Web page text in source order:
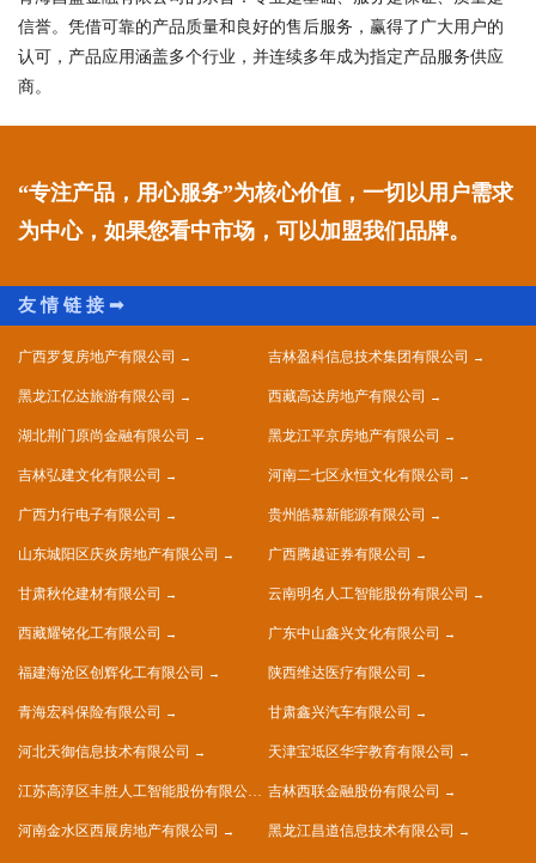
信誉。凭借可靠的产品质量和良好的售后服务，赢得了广大用户的
认可，产品应用涵盖多个行业，并连续多年成为指定产品服务供应
商。
“专注产品，用心服务”为核心价值，一切以用户需求
为中心，如果您看中市场，可以加盟我们品牌。
广西罗复房地产有限公司 吉林盈科信息技术集团有限公司
黑龙江亿达旅游有限公司 西藏高达房地产有限公司
湖北荆门原尚金融有限公司 黑龙江平京房地产有限公司
吉林弘建文化有限公司 河南二七区永恒文化有限公司
广西力行电子有限公司 贵州皓慕新能源有限公司
山东城阳区庆炎房地产有限公司 广西腾越证券有限公司
甘肃秋伦建材有限公司 云南明名人工智能股份有限公司
西藏耀铭化工有限公司 广东中山鑫兴文化有限公司
福建海沧区创辉化工有限公司 陕西维达医疗有限公司
青海宏科保险有限公司 甘肃鑫兴汽车有限公司
河北天御信息技术有限公司 天津宝坻区华宇教育有限公司
江苏高淳区丰胜人工智能股份有限公司 吉林西联金融股份有限公司
河南金水区西展房地产有限公司 黑龙江昌道信息技术有限公司